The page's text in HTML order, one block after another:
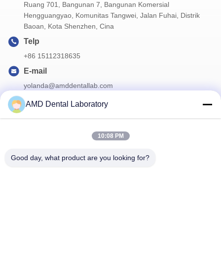
Ruang 701, Bangunan 7, Bangunan Komersial
Hengguangyao, Komunitas Tangwei, Jalan Fuhai, Distrik
Baoan, Kota Shenzhen, Cina
Telp
+86 15112318635
E-mail
yolanda@amddentallab.com
Langganan buletin kami untuk diskon dan banyak lagi.
AMD Dental Laboratory
10:08 PM
Good day, what product are you looking for?